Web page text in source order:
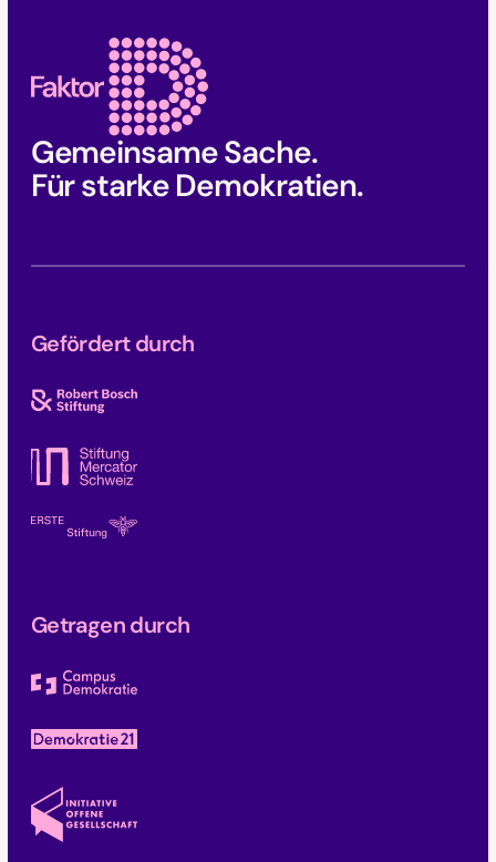
Gemeinsame Sache.
Für starke Demokratien.
Gefördert durch
Getragen durch